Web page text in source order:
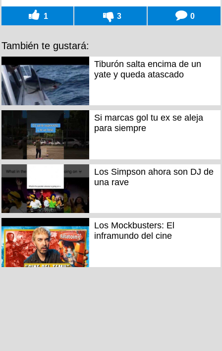
1 3 0
También te gustará:
Tiburón salta encima de un
yate y queda atascado
Si marcas gol tu ex se aleja
para siempre
Los Simpson ahora son DJ de
una rave
Los Mockbusters: El
inframundo del cine